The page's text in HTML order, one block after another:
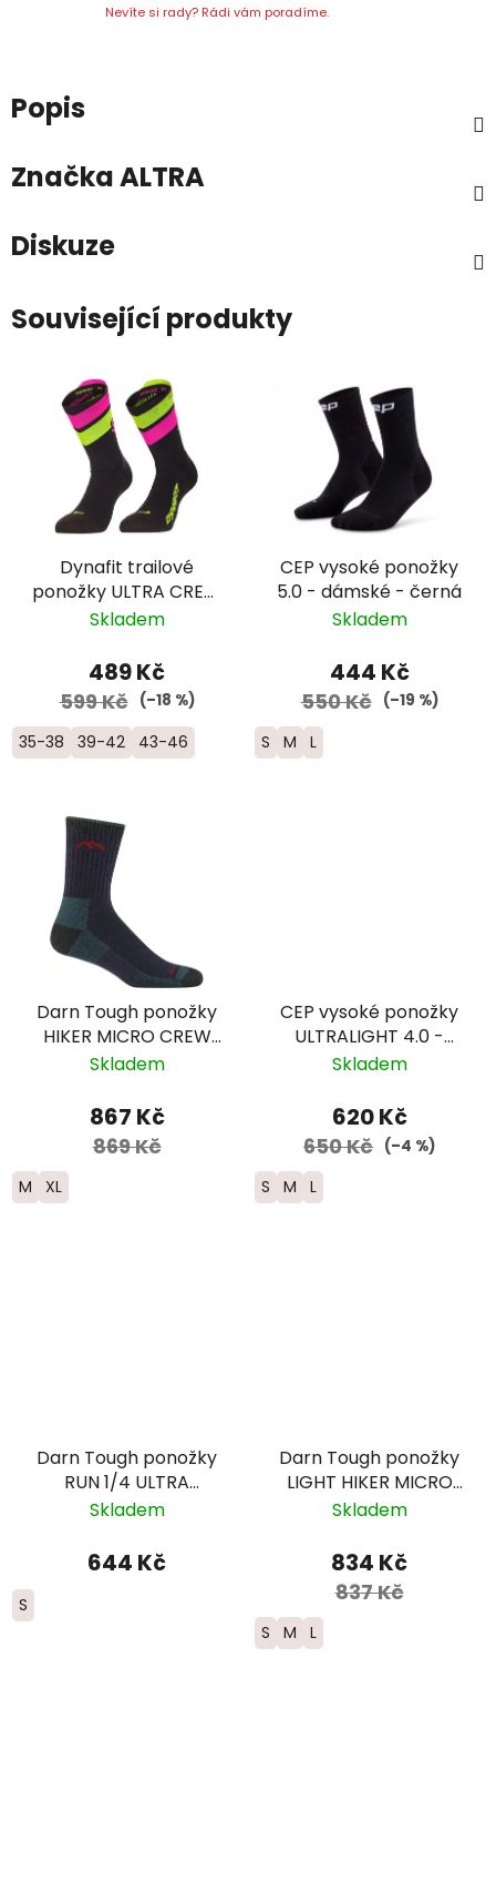
Nevíte si rady? Rádi vám poradíme.
Popis
ZnačkaALTRA
Diskuze
Související produkty
Dynafit trailové
ponožky ULTRA CREW
- žlutá/růžová
Skladem
489 Kč
599 Kč (–18 %)
35-38 39-42 43-46
CEP vysoké ponožky
5.0 - dámské - černá
Skladem
444 Kč
550 Kč (–19 %)
S M L
Darn Tough ponožky
HIKER MICRO CREW
Midweight Merino -
fialové
Skladem
867 Kč
869 Kč
M XL
CEP vysoké ponožky
ULTRALIGHT 4.0 -
dámské –
Skladem
620 Kč
650 Kč (–4 %)
S M L
Darn Tough ponožky
RUN 1/4 ULTRA
Lightweight Merino -
Skladem
644 Kč
S
Darn Tough ponožky
LIGHT HIKER MICRO
CREW Lightweight
šedé
Skladem
834 Kč
837 Kč
S M L